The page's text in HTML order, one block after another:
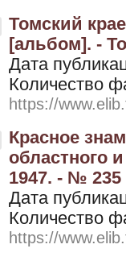
Томский
[альбом]. -
Дата
Количество
https://
Красное
областного
1947. - № 235
Дата
Количество
https://